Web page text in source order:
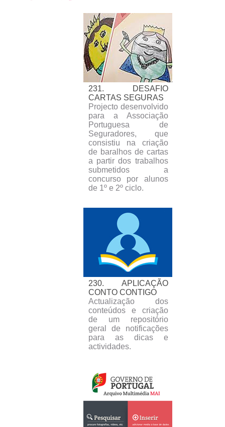
231. DESAFIO
CARTAS SEGURAS
Projecto desenvolvido
para a Associação
Portuguesa de
Seguradores, que
consistiu na criação
de baralhos de cartas
a partir dos trabalhos
submetidos a
concurso por alunos
de 1º e 2º ciclo.
230. APLICAÇÃO
CONTO CONTIGO
Actualização dos
conteúdos e criação
de um repositório
geral de notificações
para as dicas e
actividades.